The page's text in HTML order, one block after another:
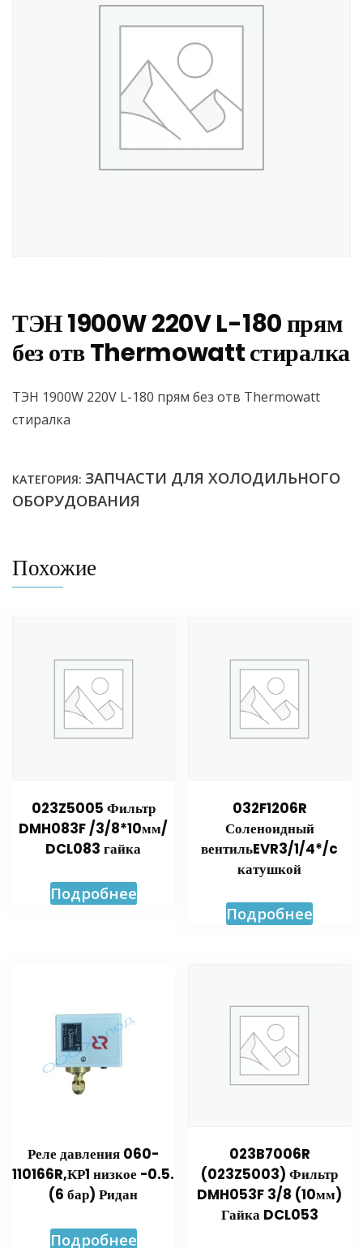
ТЭН 1900W 220V L-180 прям
без отв Thermowatt стиралка
ТЭН 1900W 220V L-180 прям без отв Thermowatt
стиралка
КАТЕГОРИЯ: ЗАПЧАСТИ ДЛЯ ХОЛОДИЛЬНОГО
ОБОРУДОВАНИЯ
Похожие
023Z5005 Фильтр
DMH083F /3/8*10мм/
DCL083 гайка
Подробнее
032F1206R
Соленоидный
вентильEVR3/1/4*/c
катушкой
Подробнее
Реле давления 060-
110166R,КР1 низкое -0.5.
(6 бар) Ридан
Подробнее
023B7006R
(023Z5003) Фильтр
DMH053F 3/8 (10мм)
Гайка DCL053